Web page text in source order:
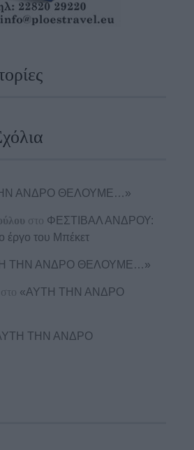
ΑΝΔΡΟ ΘΕΛΟΥΜΕ…»
στο ΦΕΣΤΙΒΑΛ ΑΝΔΡΟΥ:
έργο του Μπέκετ
ΤΗΝ ΑΝΔΡΟ ΘΕΛΟΥΜΕ…»
στο «ΑΥΤΗ ΤΗΝ ΑΝΔΡΟ
ΤΗΝ ΑΝΔΡΟ